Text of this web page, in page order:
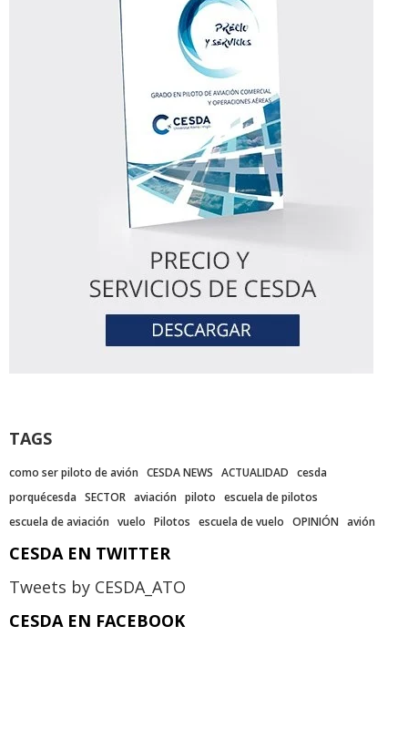
TAGS
como ser piloto de avión CESDA NEWS ACTUALIDAD cesda
porquécesda SECTOR aviación piloto escuela de pilotos
escuela de aviación vuelo Pilotos escuela de vuelo OPINIÓN avión
CESDA EN TWITTER
Tweets by CESDA_ATO
CESDA EN FACEBOOK